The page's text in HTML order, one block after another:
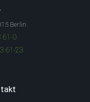
Berlin
61-0
61-23